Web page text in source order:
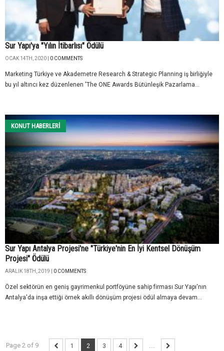
Sur Yapı'ya "Yılın İtibarlısı" Ödülü
OCAK 14TH, 2020 | 0 COMMENTS
Marketing Türkiye ve Akademetre Research & Strategic Planning iş birliğiyle
bu yıl altıncı kez düzenlenen 'The ONE Awards Bütünleşik Pazarlama...
KONUT HABERLERI
Sur Yapı Antalya Projesi'ne "Türkiye'nin En İyi Kentsel Dönüşüm
Projesi" Ödülü
ARALIK 18TH, 2019 | 0 COMMENTS
Özel sektörün en geniş gayrimenkul portföyüne sahip firması Sur Yapı'nın
Antalya'da inşa ettiği örnek akıllı dönüşüm projesi ödül almaya devam...
Page 2 of 9 1 2 3 4 ...